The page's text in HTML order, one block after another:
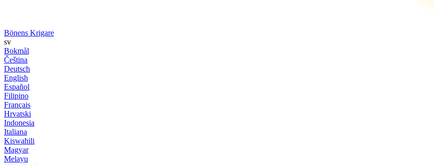
Bönens Krigare
sv
Bokmål
Čeština
Deutsch
English
Español
Filipino
Français
Hrvatski
Indonesia
Italiana
Kiswahili
Magyar
Melayu